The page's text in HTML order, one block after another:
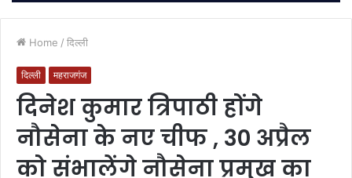
Home / दिल्ली
दिल्ली महराजगंज
दिनेश कुमार त्रिपाठी होंगे
नौसेना के नए चीफ , 30 अप्रैल
को संभालेंगे नौसेना प्रमुख का